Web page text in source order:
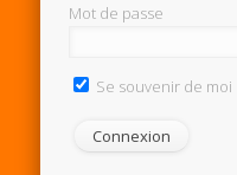
Mot de passe
Se souvenir de moi